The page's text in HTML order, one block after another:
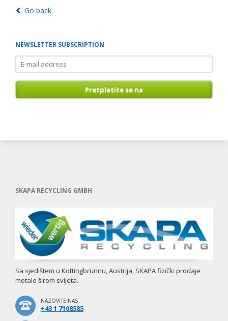
Go back
NEWSLETTER SUBSCRIPTION
E-
mail
address
Pretplatite se na
SKAPA RECYCLING GMBH
Sa sjedištem u Kottingbrunnu, Austrija, SKAPA fizički prodaje
metale širom svijeta.
NAZOVITE NAS
+43 1 7108585